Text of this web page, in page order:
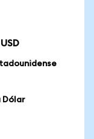
Dólar